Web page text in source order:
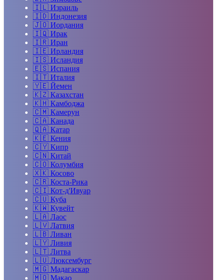
🇮🇱 Израиль
🇮🇩 Индонезия
🇯🇴 Иордания
🇮🇶 Ирак
🇮🇷 Иран
🇮🇪 Ирландия
🇮🇸 Исландия
🇪🇸 Испания
🇮🇹 Италия
🇾🇪 Йемен
🇰🇿 Казахстан
🇰🇭 Камбоджа
🇨🇲 Камерун
🇨🇦 Канада
🇶🇦 Катар
🇰🇪 Кения
🇨🇾 Кипр
🇨🇳 Китай
🇨🇴 Колумбия
🇽🇰 Косово
🇨🇷 Коста-Рика
🇨🇮 Кот-д'Ивуар
🇨🇺 Куба
🇰🇼 Кувейт
🇱🇦 Лаос
🇱🇻 Латвия
🇱🇧 Ливан
🇱🇾 Ливия
🇱🇹 Литва
🇱🇺 Люксембург
🇲🇬 Мадагаскар
🇲🇴 Макао